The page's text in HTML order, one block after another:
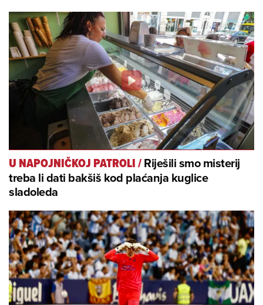
U NAPOJNIČKOJ PATROLI/Riješili smo misterij
treba li dati bakšiš kod plaćanja kuglice
sladoleda